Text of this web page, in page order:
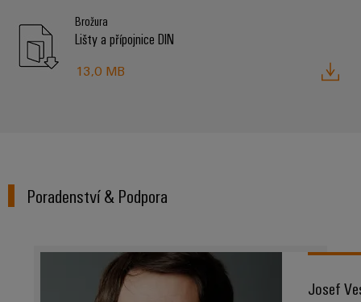
Brožura
Lišty a přípojnice DIN
13,0 MB
Poradenství & Podpora
Josef